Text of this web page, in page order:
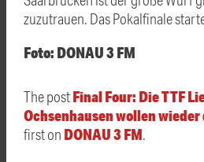
zuzutrauen. Das Pokalfinale
Foto: DONAU 3 FM
The postFinal Four: Die TTF
Ochsenhausen wollen wieder
first on DONAU 3 FM